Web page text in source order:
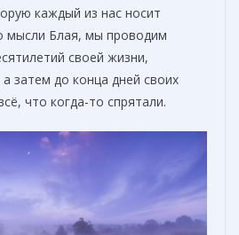
каждый из нас носит
мысли Блая, мы проводим
своей жизни,
затем до конца дней своих
что когда-то спрятали.